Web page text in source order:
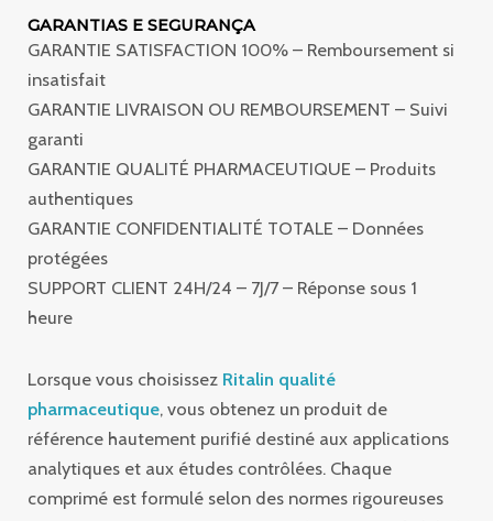
GARANTIAS E SEGURANÇA
GARANTIE SATISFACTION 100% – Remboursement si
insatisfait
GARANTIE LIVRAISON OU REMBOURSEMENT – Suivi
garanti
GARANTIE QUALITÉ PHARMACEUTIQUE – Produits
authentiques
GARANTIE CONFIDENTIALITÉ TOTALE – Données
protégées
SUPPORT CLIENT 24H/24 – 7J/7 – Réponse sous 1
heure
Lorsque vous choisissez Ritalin qualité
pharmaceutique, vous obtenez un produit de
référence hautement purifié destiné aux applications
analytiques et aux études contrôlées. Chaque
comprimé est formulé selon des normes rigoureuses